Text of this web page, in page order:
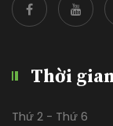
Thời
Thứ 2 - Thứ 6